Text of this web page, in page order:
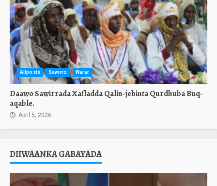
Allposts Sawirro Warar
Daawo Sawirrada Xafladda Qalin-jebinta Qurdhuba Buq-
aqable.
April 5, 2026
DIIWAANKA GABAYADA